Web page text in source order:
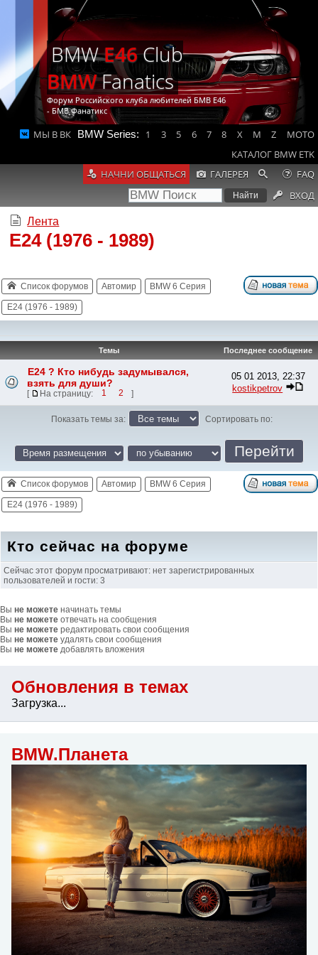
BMWE46Club
BMWFanatics
Форум Российского клуба любителей БМВ Е46
- БМВ Фанатикс
МЫ В ВК BMW Series: 1 3 5 6 7 8 X M Z
MOTO
КАТАЛОГ BMW ETK
НАЧНИ ОБЩАТЬСЯ
ГАЛЕРЕЯ
FAQ
ВХОД
Лента
Обновления в темах
Загрузка...
BMW.Планета
E24 (1976 - 1989)
Список форумов Автомир BMW 6 Серия
E24 (1976 - 1989)
Темы Последнее сообщение
Е24 ? Кто нибудь задумывался,
взять для души?
[ На страницу: 1 2 ]
05 01 2013, 22:37
kostikpetrov
Показать темы за: Сортировать по:
Список форумов Автомир BMW 6 Серия
E24 (1976 - 1989)
Кто сейчас на форуме
Сейчас этот форум просматривают: нет зарегистрированных
пользователей и гости: 3
Вы не можете начинать темы
Вы не можете отвечать на сообщения
Вы не можете редактировать свои сообщения
Вы не можете удалять свои сообщения
Вы не можете добавлять вложения